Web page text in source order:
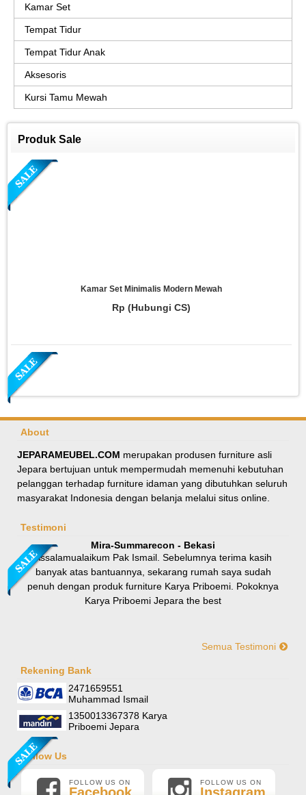
Kamar Set
Tempat Tidur
Tempat Tidur Anak
Aksesoris
Kursi Tamu Mewah
Produk Sale
Kamar Set Minimalis Modern Mewah
Rp (Hubungi CS)
Meja Makan Oval Minimalis Kursi Silang
Rp 8.100.0009.000.000
Rp (Hubungi CS)
About
JEPARAMEUBEL.COM merupakan produsen furniture asli
Jepara bertujuan untuk mempermudah memenuhi kebutuhan
pelanggan terhadap furniture idaman yang dibutuhkan seluruh
masyarakat Indonesia dengan belanja melalui situs online.
Testimoni
Mira-Summarecon - Bekasi
Assalamualaikum Pak Ismail. Sebelumnya terima kasih
banyak atas bantuannya, sekarang rumah saya sudah
penuh dengan produk furniture Karya Priboemi. Pokoknya
Karya Priboemi Jepara the best
Hallo mas ismail, terima kasih banyak ya. Barang furniture
kasih banyak mas mail.
Semua Testimoni
Rekening Bank
2471659551
Muhammad Ismail
1350013367378 Karya
Priboemi Jepara
Follow Us
FOLLOW US ON FOLLOW US ON